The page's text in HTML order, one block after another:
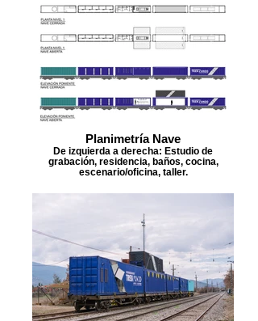
Planimetría Nave
De izquierda a derecha: Estudio de
grabación, residencia, baños, cocina,
escenario/oficina, taller.